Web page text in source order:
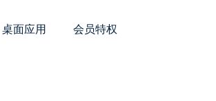
桌面应用 会员特权